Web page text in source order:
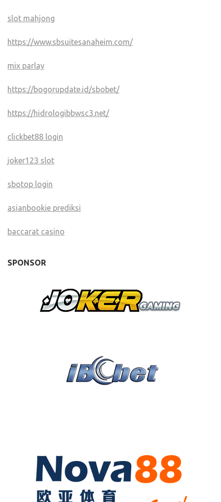
slot mahjong
https://www.sbsuitesanaheim.com/
mix parlay
https://bogorupdate.id/sbobet/
https://hidrologibbwsc3.net/
clickbet88 login
joker123 slot
sbotop login
asianbookie prediksi
baccarat casino
SPONSOR